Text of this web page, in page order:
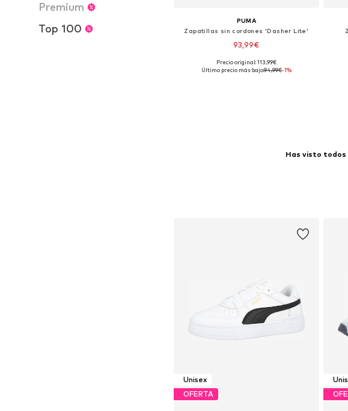
Premium
Top 100
PUMA
Zapatillas sin cordones 'Dasher Lite'
93,99€
Disponible en muchas tallas
Precio original: 113,99€
Último precio más bajo:94,99€-1%
Has visto todos
Unisex
OFERTA